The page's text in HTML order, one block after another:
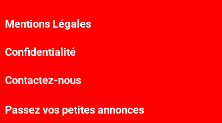
Mentions Légales
Confidentialité
Contactez-nous
Passez vos petites annonces